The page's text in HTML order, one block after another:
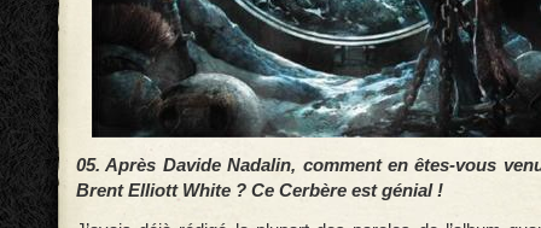
05. Après Davide Nadalin, comment en êtes-vous
Brent Elliott White ? Ce Cerbère est génial !